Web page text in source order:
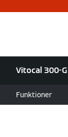
Vitocal 300-G
Funktioner